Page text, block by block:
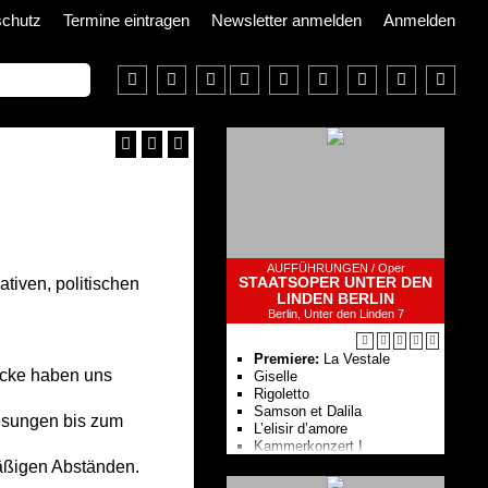
Termine eintragen Newsletter anmelden
Anmelden
politischen
haben uns
bis zum
Abständen.
AUFFÜHRUNGEN / Oper
STAATSOPER UNTER DEN
LINDEN BERLIN
Berlin, Unter den Linden 7
Premiere: La Vestale
Giselle
Rigoletto
Samson et Dalila
L’elisir d’amore
Kam­mer­kon­zert I
Ballettgespräch